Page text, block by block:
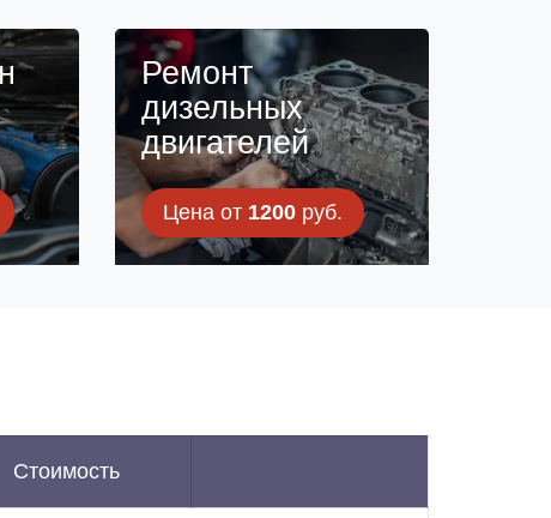
Ремонт
дизельных
двигателей
Цена от 1200 руб.
Стоимость